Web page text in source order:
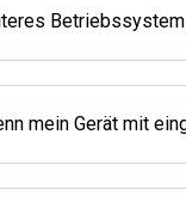
mein Gerät mit